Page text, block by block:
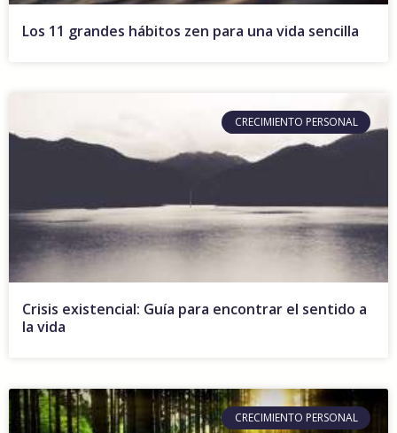
Los 11 grandes hábitos zen para una vida sencilla
CRECIMIENTO PERSONAL
Crisis existencial: Guía para encontrar el sentido a
la vida
CRECIMIENTO PERSONAL